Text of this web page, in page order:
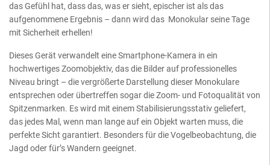
das Gefühl hat, dass das, was er sieht, epischer ist als das
aufgenommene Ergebnis – dann wird das Monokular seine Tage
mit Sicherheit erhellen!
Dieses Gerät verwandelt eine Smartphone-Kamera in ein
hochwertiges Zoomobjektiv, das die Bilder auf professionelles
Niveau bringt – die vergrößerte Darstellung dieser Monokulare
entsprechen oder übertreffen sogar die Zoom- und Fotoqualität von
Spitzenmarken. Es wird mit einem Stabilisierungsstativ geliefert,
das jedes Mal, wenn man lange auf ein Objekt warten muss, die
perfekte Sicht garantiert. Besonders für die Vogelbeobachtung, die
Jagd oder für’s Wandern geeignet.